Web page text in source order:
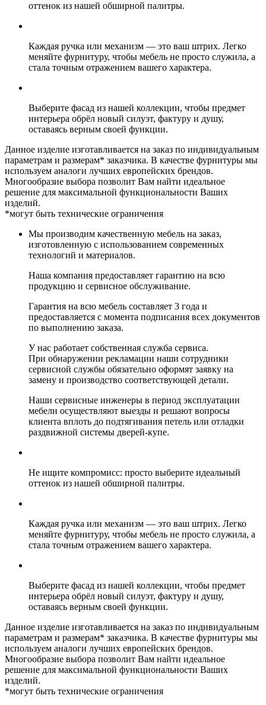
оттенок из нашей обширной палитры.
Каждая ручка или механизм — это ваш штрих. Легко
меняйте фурнитуру, чтобы мебель не просто служила, а
стала точным отражением вашего характера.
Выберите фасад из нашей коллекции, чтобы предмет
интерьера обрёл новый силуэт, фактуру и душу,
оставаясь верным своей функции.
Данное изделие изготавливается на заказ по индивидуальным
параметрам и размерам* заказчика. В качестве фурнитуры мы
используем аналоги лучших европейских брендов.
Многообразие выбора позволит Вам найти идеальное
решение для максимальной функциональности Ваших
изделий.
*могут быть технические ограничения
Мы производим качественную мебель на заказ,
изготовленную с использованием современных
технологий и материалов.
Наша компания предоставляет гарантию на всю
продукцию и сервисное обслуживание.
Гарантия на всю мебель составляет 3 года и
предоставляется с момента подписания всех документов
по выполнению заказа.
У нас работает собственная служба сервиса.
При обнаружении рекламации наши сотрудники
сервисной службы обязательно оформят заявку на
замену и производство соответствующей детали.
Наши сервисные инженеры в период эксплуатации
мебели осуществляют выезды и решают вопросы
клиента вплоть до подтягивания петель или отладки
раздвижной системы дверей-купе.
Не ищите компромисс: просто выберите идеальный
оттенок из нашей обширной палитры.
Каждая ручка или механизм — это ваш штрих. Легко
меняйте фурнитуру, чтобы мебель не просто служила, а
стала точным отражением вашего характера.
Выберите фасад из нашей коллекции, чтобы предмет
интерьера обрёл новый силуэт, фактуру и душу,
оставаясь верным своей функции.
Данное изделие изготавливается на заказ по индивидуальным
параметрам и размерам* заказчика. В качестве фурнитуры мы
используем аналоги лучших европейских брендов.
Многообразие выбора позволит Вам найти идеальное
решение для максимальной функциональности Ваших
изделий.
*могут быть технические ограничения